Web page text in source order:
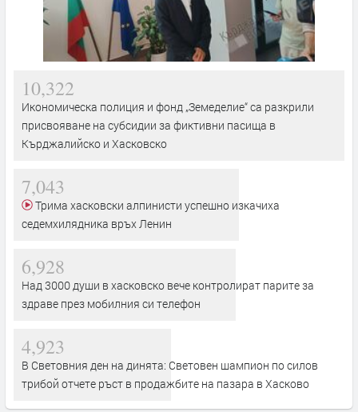
10,322
Икономическа полиция и фонд „Земеделие“ са разкрили
присвояване на субсидии за фиктивни пасища в
Кърджалийско и Хасковско
7,043
седемхилядника връх Ленин
6,928
Над 3000 души в хасковско вече контролират парите за
здраве през мобилния си телефон
4,923
В Световния ден на динята: Световен шампион по силов
трибой отчете ръст в продажбите на пазара в Хасково